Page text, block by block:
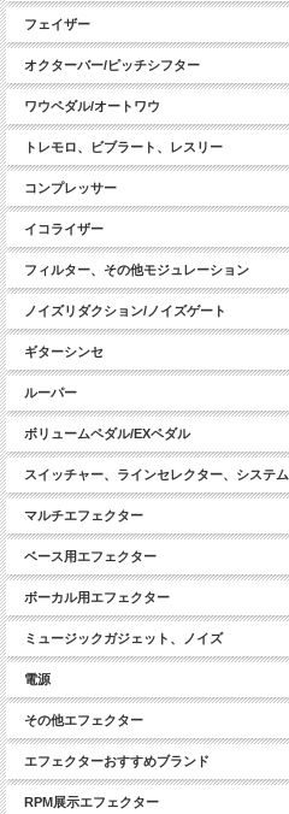
フェイザー
オクターバー/ピッチシフター
ワウペダル/オートワウ
トレモロ、ビブラート、レスリー
コンプレッサー
イコライザー
フィルター、その他モジュレーション
ノイズリダクション/ノイズゲート
ギターシンセ
ルーパー
ボリュームペダル/EXペダル
スイッチャー、ラインセレクター、システム
マルチエフェクター
ベース用エフェクター
ボーカル用エフェクター
ミュージックガジェット、ノイズ
電源
その他エフェクター
エフェクターおすすめブランド
RPM展示エフェクター